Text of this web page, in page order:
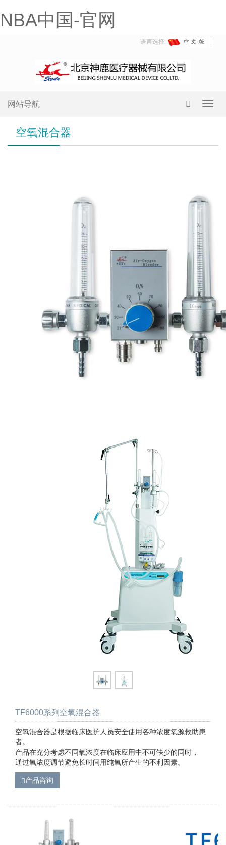
NBA中国-官网
语言选择:
网站导航
空氧混合器
TF6000系列空氧混合器
空氧混合器是根据临床医护人员安全使用各种浓度氧源救助患
者。
产品在充分考虑不同氧浓度在临床应用中不可缺少的同时，
通过氧浓度调节避免长时间用纯氧所产生的不利因素。
产品咨询